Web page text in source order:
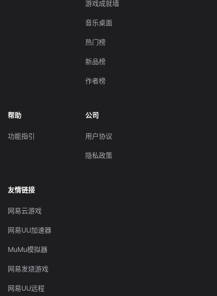
游戏成就墙
音乐桌面
热门榜
新品榜
作者榜
帮助
功能指引
公司
用户协议
隐私政策
友情链接
网易云游戏
网易UU加速器
MuMu模拟器
网易发烧游戏
网易UU远程